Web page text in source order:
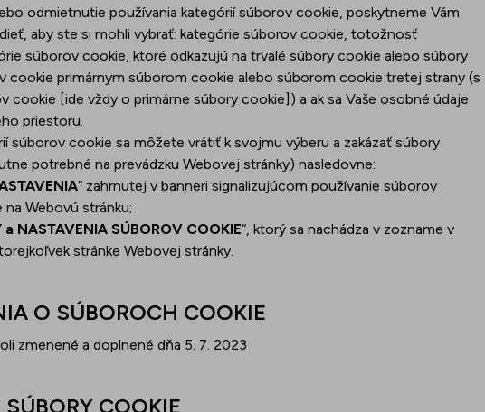
odmietnutie používania kategórií súborov cookie, poskytneme Vám
aby ste si mohli vybrať: kategórie súborov cookie, totožnosť
súborov cookie, ktoré odkazujú na trvalé súbory cookie alebo súbory
cookie primárnym súborom cookie alebo súborom cookie tretej strany (s
[ide vždy o primárne súbory cookie]) a ak sa Vaše osobné údaje
priestoru.
súborov cookie sa môžete vrátiť k svojmu výberu a zakázať súbory
potrebné na prevádzku Webovej stránky) nasledovne:
“ zahrnutej v banneri signalizujúcom používanie súborov
Webovú stránku;
a NASTAVENIA SÚBOROV COOKIE“, ktorý sa nachádza v zozname v
stránke Webovej stránky.
O SÚBOROCH COOKIE
zmenené a doplnené dňa 5. 7. 2023
COOKIE